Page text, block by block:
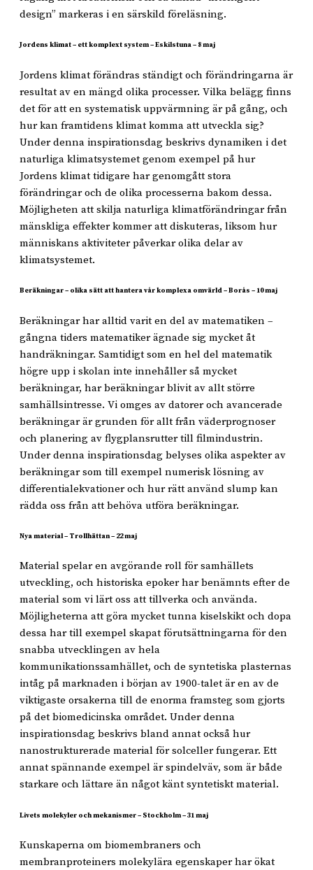
design” markeras i en särskild föreläsning.
Jordens klimat – ett komplext system – Eskilstuna – 8 maj
Jordens klimat förändras ständigt och förändringarna är
resultat av en mängd olika processer. Vilka belägg finns
det för att en systematisk uppvärmning är på gång, och
hur kan framtidens klimat komma att utveckla sig?
Under denna inspirationsdag beskrivs dynamiken i det
naturliga klimatsystemet genom exempel på hur
Jordens klimat tidigare har genomgått stora
förändringar och de olika processerna bakom dessa.
Möjligheten att skilja naturliga klimatförändringar från
mänskliga effekter kommer att diskuteras, liksom hur
människans aktiviteter påverkar olika delar av
klimatsystemet.
Beräkningar – olika sätt att hantera vår komplexa omvärld – Borås – 10 maj
Beräkningar har alltid varit en del av matematiken –
gångna tiders matematiker ägnade sig mycket åt
handräkningar. Samtidigt som en hel del matematik
högre upp i skolan inte innehåller så mycket
beräkningar, har beräkningar blivit av allt större
samhällsintresse. Vi omges av datorer och avancerade
beräkningar är grunden för allt från väderprognoser
och planering av flygplansrutter till filmindustrin.
Under denna inspirationsdag belyses olika aspekter av
beräkningar som till exempel numerisk lösning av
differentialekvationer och hur rätt använd slump kan
rädda oss från att behöva utföra beräkningar.
Nya material – Trollhättan – 22 maj
Material spelar en avgörande roll för samhällets
utveckling, och historiska epoker har benämnts efter de
material som vi lärt oss att tillverka och använda.
Möjligheterna att göra mycket tunna kiselskikt och dopa
dessa har till exempel skapat förutsättningarna för den
snabba utvecklingen av hela
kommunikationssamhället, och de syntetiska plasternas
intåg på marknaden i början av 1900-talet är en av de
viktigaste orsakerna till de enorma framsteg som gjorts
på det biomedicinska området. Under denna
inspirationsdag beskrivs bland annat också hur
nanostrukturerade material för solceller fungerar. Ett
annat spännande exempel är spindelväv, som är både
starkare och lättare än något känt syntetiskt material.
Livets molekyler och mekanismer – Stockholm – 31 maj
Kunskaperna om biomembraners och
membranproteiners molekylära egenskaper har ökat